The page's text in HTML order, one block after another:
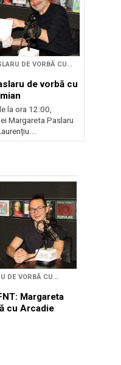
DE VORBĂ CU...
de vorbă cu
la ora 12:00,
Margareta Paslaru
DE VORBĂ CU...
Margareta
cu Arcadie